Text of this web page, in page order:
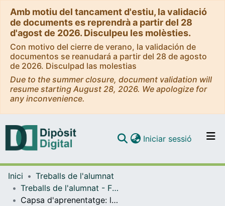
Amb motiu del tancament d'estiu, la validació
de documents es reprendrà a partir del 28
d'agost de 2026. Disculpeu les molèsties.
Con motivo del cierre de verano, la validación de
documentos se reanudará a partir del 28 de agosto
de 2026. Disculpad las molestias
Due to the summer closure, document validation will
resume starting August 28, 2026. We apologize for
any inconvenience.
Navega per tot el DD
Com publicar
Iniciar sessió (current)
Inici
Treballs de l'alumnat
Treballs de l'alumnat - Facultat d'Educació - Grau de Mestre d'Educació Primària
Capsa d'aprenentatge: la multiculturalitat